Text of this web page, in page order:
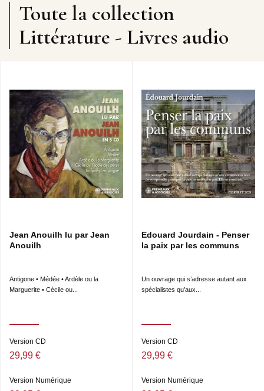
Toute la collection
Littérature - Livres audio
Jean Anouilh lu par Jean
Anouilh
Antigone • Médée • Ardèle ou la
Marguerite • Cécile ou...
Version CD
29,99 €
Version Numérique
Edouard Jourdain - Penser
la paix par les communs
Un ouvrage qui s’adresse autant aux
spécialistes qu’aux...
Version CD
29,99 €
Version Numérique